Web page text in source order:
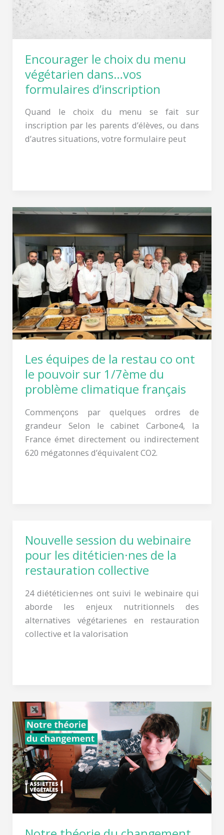
Encourager le choix du menu
végétarien dans…vos
formulaires d’inscription
Quand le choix du menu se fait sur
inscription par les parents d’élèves, ou dans
d’autres situations, votre formulaire peut
vos
formulaires
d’inscription
Les équipes de la restau co ont
le pouvoir sur 1/7ème du
problème climatique français
Commençons par quelques ordres de
grandeur Selon le cabinet Carbone4, la
France émet directement ou indirectement
620 mégatonnes d’équivalent CO2.
Les
de
la
restau
co
ont
le
pouvoir
sur
du
problème
climatique
Nouvelle session du webinaire
pour les ditéticien·nes de la
restauration collective
24 diététicien·nes ont suivi le webinaire qui
aborde les enjeux nutritionnels des
alternatives végétarienes en restauration
collective et la valorisation
Nouvelle
session
du
pour
les
ditéticien·nes
de
Notre
théorie
du
changement